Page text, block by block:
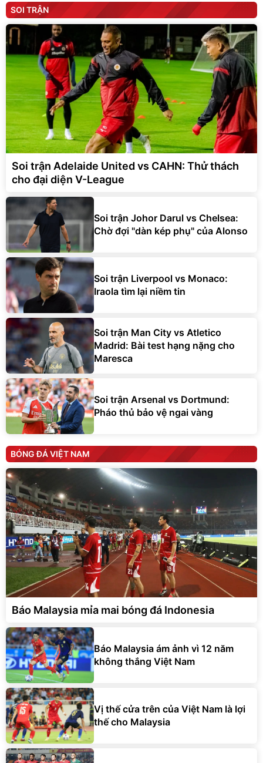
SOI TRẬN
Soi trận Adelaide United vs CAHN: Thử thách
cho đại diện V-League
Soi trận Johor Darul vs Chelsea:
Chờ đợi "dàn kép phụ" của Alonso
Soi trận Liverpool vs Monaco:
Iraola tìm lại niềm tin
Soi trận Man City vs Atletico
Madrid: Bài test hạng nặng cho
Maresca
Soi trận Arsenal vs Dortmund:
Pháo thủ bảo vệ ngai vàng
BÓNG ĐÁ VIỆT NAM
Báo Malaysia mỉa mai bóng đá Indonesia
Báo Malaysia ám ảnh vì 12 năm
không thắng Việt Nam
Vị thế cửa trên của Việt Nam là lợi
thế cho Malaysia